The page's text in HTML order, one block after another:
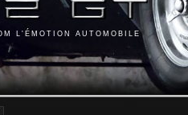
L'ÉMOTION AUTOMOBILE